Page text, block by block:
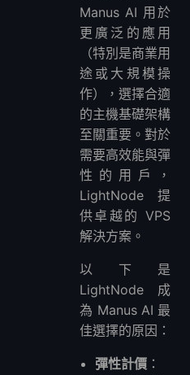
Manus AI 用於
更廣泛的應用
（特別是商業用
途或大規模操
作），選擇合適
的主機基礎架構
至關重要。對於
需要高效能與彈
性的用戶，
LightNode 提
供卓越的 VPS
解決方案。
以下是
LightNode 成
為 Manus AI 最
佳選擇的原因：
彈性計價 ：